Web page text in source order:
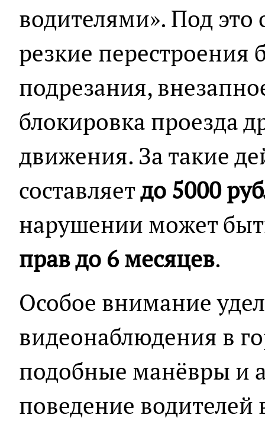
водителями». Под
резкие перестроения
подрезания,
блокировка проезда
движения. За такие
составляетдо 5000
нарушении может
прав до 6 месяцев.
Особое внимание
видеонаблюдения в
подобные манёвры и
поведение